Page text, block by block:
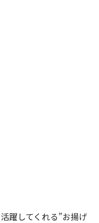
躍してくれる”お揚げ